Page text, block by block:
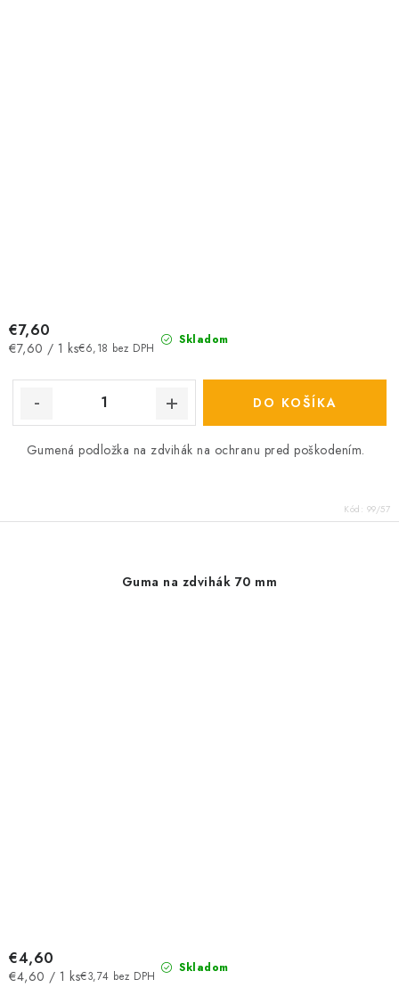
Skladom
€6,18 bez DPH
€7,60
Jednotková
€7,60 / 1 ks
DO KOŠÍKA
Gumená podložka na zdvihák na ochranu pred poškodením.
Kód: 99/57
Guma na zdvihák 70 mm
Skladom
€3,74 bez DPH
€4,60
Jednotková
€4,60 / 1 ks